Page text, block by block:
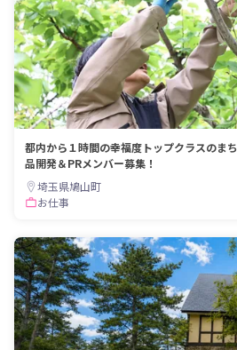
都内から１時間の幸福度トップクラスのま
品開発＆PRメンバー募集！
埼玉県鳩山町
お仕事